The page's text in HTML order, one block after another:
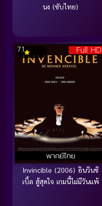
นง (ซับไทย)
Full HD
พากย์ไทย
7.1
Invincible (2006) อินวินซิ
เบิ้ล สู้สุดใจ เกมนี้ไม่มีวันแพ้